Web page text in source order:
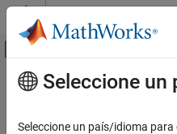
Saltar al contenido
Mostrar/ocultar
Inicio de Documentación
Contenido principal
fft2
Seleccione
Seleccione un país/idioma